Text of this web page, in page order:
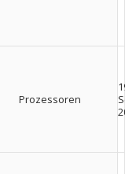
Prozessoren